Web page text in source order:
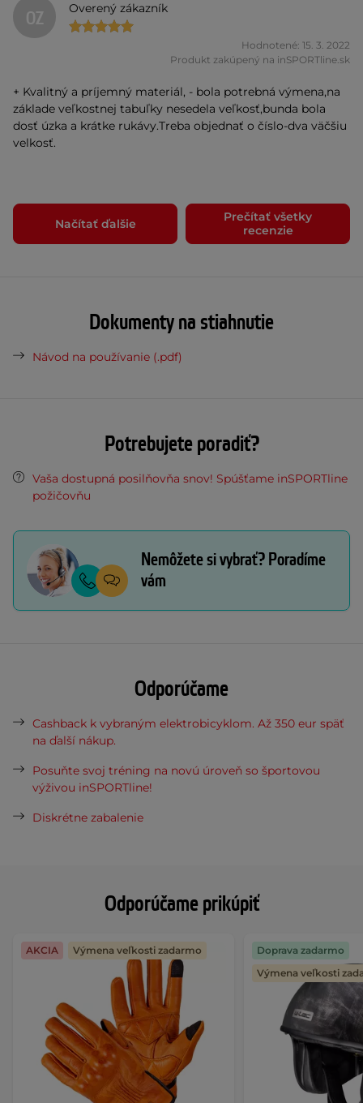
Odporúčame prikúpiť
AKCIA Výmena veľkosti zadarmo
Doprava zadarmo
Výmena veľkosti
OZ Overený zákazník
Hodnotené: 15. 3. 2022
Produkt zakúpený na inSPORTline.sk
+ Kvalitný a príjemný materiál, - bola potrebná výmena,na
základe veľkostnej tabuľky nesedela veľkosť,bunda bola
dosť úzka a krátke rukávy.Treba objednať o číslo-dva väčšiu
velkosť.
Načítať ďalšie
Prečítať všetky
recenzie
Dokumenty na stiahnutie
Návod na používanie (.pdf)
Potrebujete poradiť?
Vaša dostupná posilňovňa snov! Spúšťame inSPORTline
požičovňu
Nemôžete si vybrať? Poradíme
vám
Odporúčame
Cashback k vybraným elektrobicyklom. Až 350 eur späť
na ďalší nákup.
Posuňte svoj tréning na novú úroveň so športovou
výživou inSPORTline!
Diskrétne zabalenie